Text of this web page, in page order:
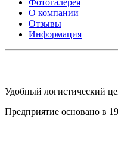
О компании
Отзывы
Информация
Удобный логистический
Предприятие основано в